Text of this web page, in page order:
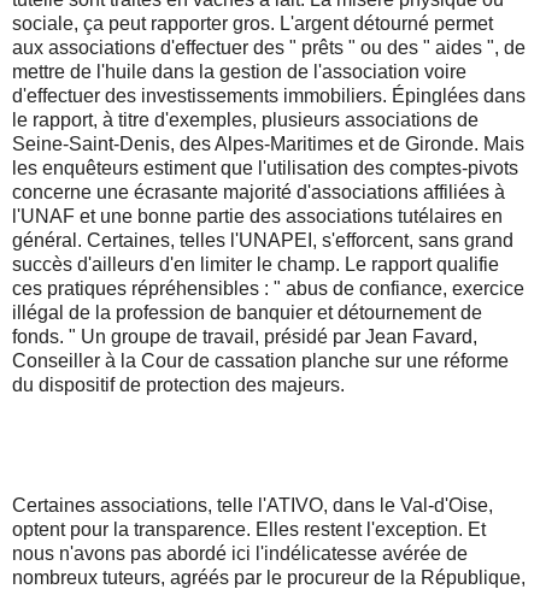
sociale, ça peut rapporter gros. L'argent détourné permet
aux associations d'effectuer des " prêts " ou des " aides ", de
mettre de l'huile dans la gestion de l'association voire
d'effectuer des investissements immobiliers. Épinglées dans
le rapport, à titre d'exemples, plusieurs associations de
Seine-Saint-Denis, des Alpes-Maritimes et de Gironde. Mais
les enquêteurs estiment que l'utilisation des comptes-pivots
concerne une écrasante majorité d'associations affiliées à
l'UNAF et une bonne partie des associations tutélaires en
général. Certaines, telles l'UNAPEI, s'efforcent, sans grand
succès d'ailleurs d'en limiter le champ. Le rapport qualifie
ces pratiques répréhensibles : " abus de confiance, exercice
illégal de la profession de banquier et détournement de
fonds. " Un groupe de travail, présidé par Jean Favard,
Conseiller à la Cour de cassation planche sur une réforme
du dispositif de protection des majeurs.
Certaines associations, telle l'ATIVO, dans le Val-d'Oise,
optent pour la transparence. Elles restent l'exception. Et
nous n'avons pas abordé ici l'indélicatesse avérée de
nombreux tuteurs, agréés par le procureur de la République,